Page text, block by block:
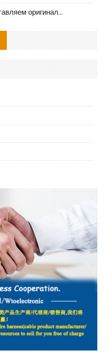
JST соединитель - предоставляем оригинальные JST GHR-09V-S соединители и их аналоги